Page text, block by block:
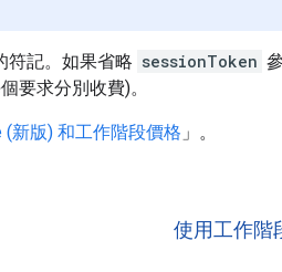
符記。如果省略 sessionToken
要求分別收費)。
(新版) 和工作階段價格 」。
使用工作階